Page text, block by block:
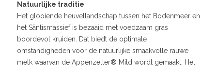
Natuurlijke traditie
Het glooiende heuvellandschap tussen het Bodenmeer en
het Säntismassief is bezaaid met voedzaam gras
boordevol kruiden. Dat biedt de optimale
omstandigheden voor de natuurlijke smaakvolle rauwe
melk waarvan de Appenzeller® Mild wordt gemaakt. Het